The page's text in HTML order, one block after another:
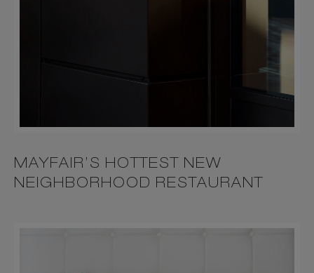
MAYFAIR’S HOTTEST NEW
NEIGHBORHOOD RESTAURANT